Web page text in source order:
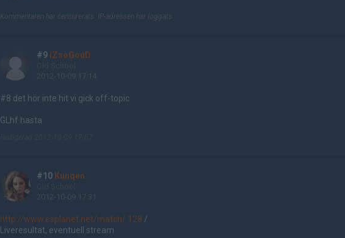
Kommentaren har censurerats. IP-adressen har loggats.
#9 iZsoGouD
2012-10-09 17:14
#8 det hör inte hit vi gick off-topic
GLhf hasta
#10 Kunqen
2012-10-09 17:31
http://www.esplanet.net/match/ 128 /
Liveresultat, eventuell stream